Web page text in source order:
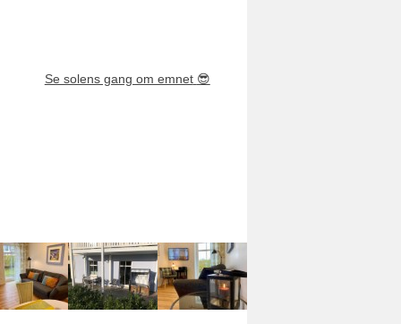
Se solens gang om emnet 😎